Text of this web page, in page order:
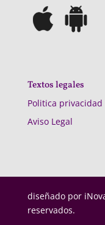
Textos legales
Politica privacidad
Aviso Legal
diseñado por
reservados.